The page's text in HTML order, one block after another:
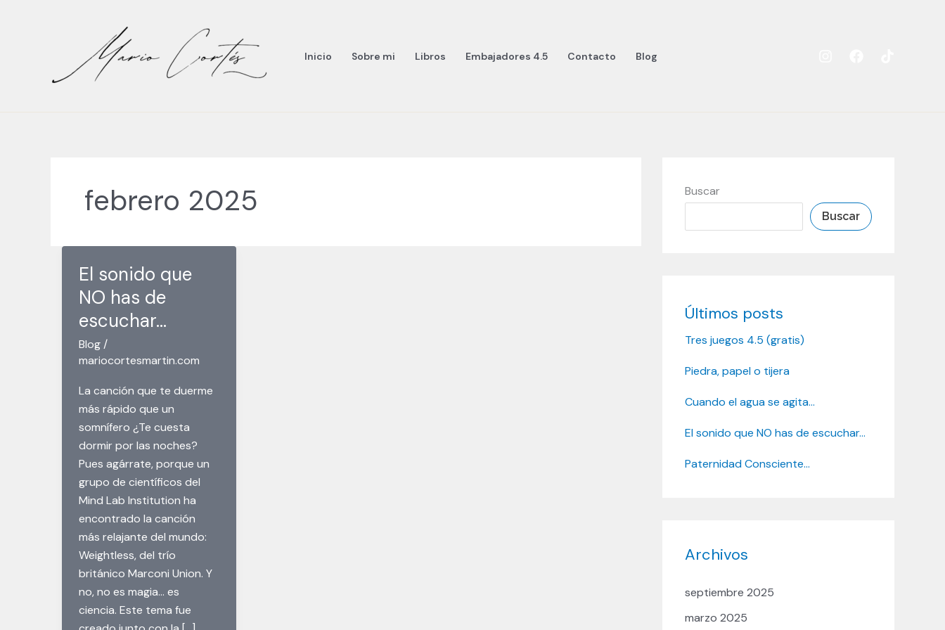
Inicio Sobre mi Libros Embajadores 4.5 Contacto Blog
febrero 2025
El sonido que
NO has de
escuchar…
Blog /
mariocortesmartin.com
La canción que te duerme
más rápido que un
somnífero ¿Te cuesta
dormir por las noches?
Pues agárrate, porque un
grupo de científicos del
Mind Lab Institution ha
encontrado la canción
más relajante del mundo:
Weightless, del trío
británico Marconi Union. Y
no, no es magia… es
ciencia. Este tema fue
Buscar
Buscar
Últimos posts
Tres juegos 4.5 (gratis)
Piedra, papel o tijera
Cuando el agua se agita…
El sonido que NO has de escuchar…
Paternidad Consciente…
Archivos
septiembre 2025
marzo 2025